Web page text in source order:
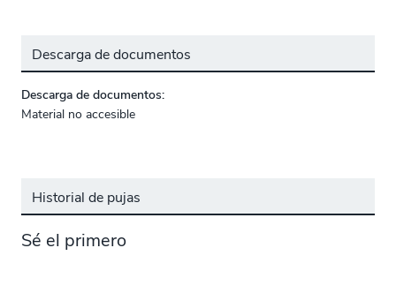
Descarga de documentos
Descarga de documentos:
Material no accesible
Historial de pujas
Sé el primero